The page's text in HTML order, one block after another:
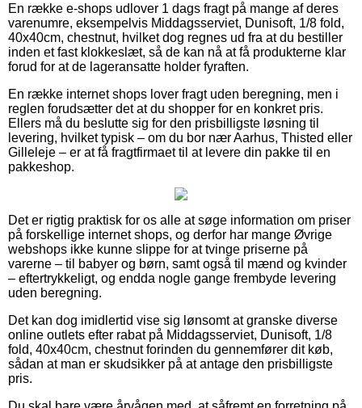
En række e-shops udlover 1 dags fragt på mange af deres
varenumre, eksempelvis Middagsserviet, Dunisoft, 1/8 fold,
40x40cm, chestnut, hvilket dog regnes ud fra at du bestiller
inden et fast klokkeslæt, så de kan nå at få produkterne klar
forud for at de lageransatte holder fyraften.
En række internet shops lover fragt uden beregning, men i
reglen forudsætter det at du shopper for en konkret pris.
Ellers må du beslutte sig for den prisbilligste løsning til
levering, hvilket typisk – om du bor nær Aarhus, Thisted eller
Gilleleje – er at få fragtfirmaet til at levere din pakke til en
pakkeshop.
Det er rigtig praktisk for os alle at søge information om priser
på forskellige internet shops, og derfor har mange Øvrige
webshops ikke kunne slippe for at tvinge priserne på
varerne – til babyer og børn, samt også til mænd og kvinder
– eftertrykkeligt, og endda nogle gange frembyde levering
uden beregning.
Det kan dog imidlertid vise sig lønsomt at granske diverse
online outlets efter rabat på Middagsserviet, Dunisoft, 1/8
fold, 40x40cm, chestnut forinden du gennemfører dit køb,
sådan at man er skudsikker på at antage den prisbilligste
pris.